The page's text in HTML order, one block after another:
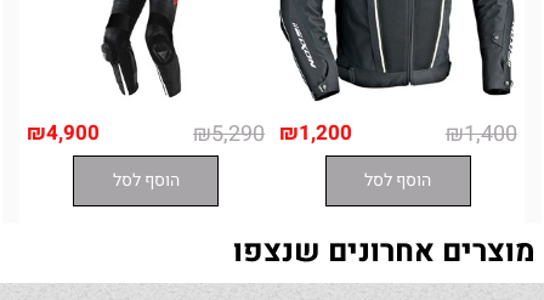
₪1,400
₪1,200
הוסף לסל
₪5,290
₪4,900
הוסף לסל
מוצרים אחרונים שנצפו